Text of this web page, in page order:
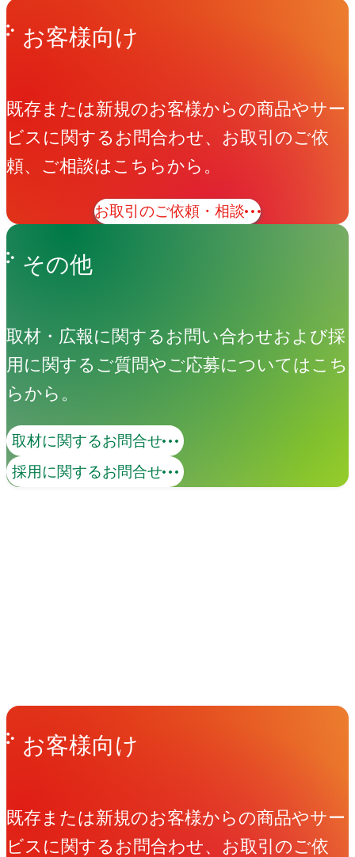
お客様向け
既存または新規のお客様からの商品やサー
ビスに関するお問合わせ、お取引のご依
頼、ご相談はこちらから。
お取引のご依頼・相談
その他
取材・広報に関するお問い合わせおよび採
用に関するご質問やご応募についてはこち
らから。
取材に関するお問合せ
採用に関するお問合せ
Get in Touchお問い合わせ
お客様向け
既存または新規のお客様からの商品やサー
ビスに関するお問合わせ、お取引のご依